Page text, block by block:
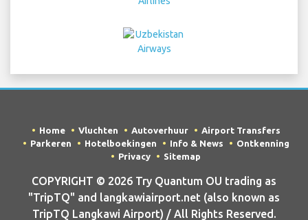
Home Vluchten Autoverhuur
Airport Transfers
Parkeren
Hotelboekingen Info & News
Ontkenning
Privacy
Sitemap
COPYRIGHT © 2026 Try Quantum OU trading as
"TripTQ" and langkawiairport.net (also known as
TripTQ Langkawi Airport) / All Rights Reserved.